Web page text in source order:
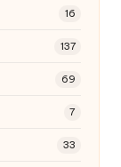
16
137
69
7
33